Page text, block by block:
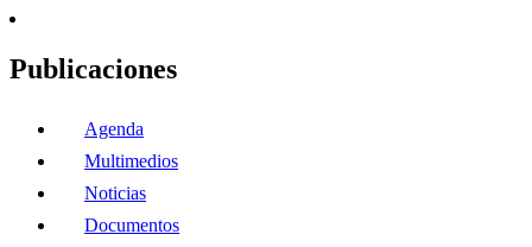
Publicaciones
Agenda
Multimedios
Noticias
Documentos